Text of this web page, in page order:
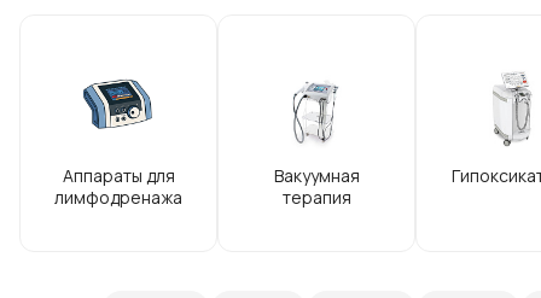
Аппараты для
лимфодренажа
Вакуумная
терапия